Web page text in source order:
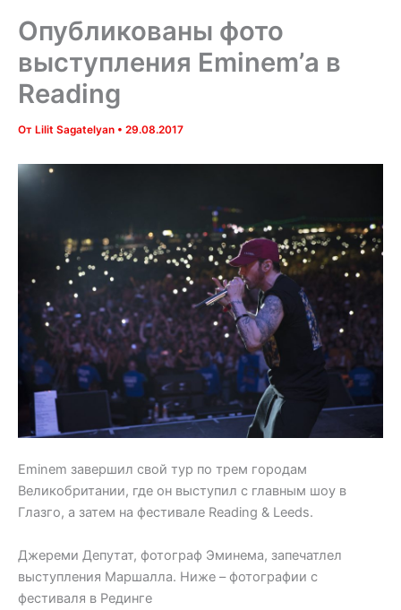
Опубликованы фото
выступления Eminem’а в
Reading
От Lilit Sagatelyan • 29.08.2017
Eminem завершил свой тур по трем городам
Великобритании, где он выступил с главным шоу в
Глазго, а затем на фестивале Reading & Leeds.
Джереми Депутат, фотограф Эминема, запечатлел
выступления Маршалла. Ниже – фотографии с
фестиваля в Рединге